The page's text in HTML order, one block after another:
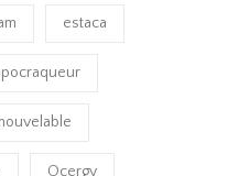
estaca
Ocergy